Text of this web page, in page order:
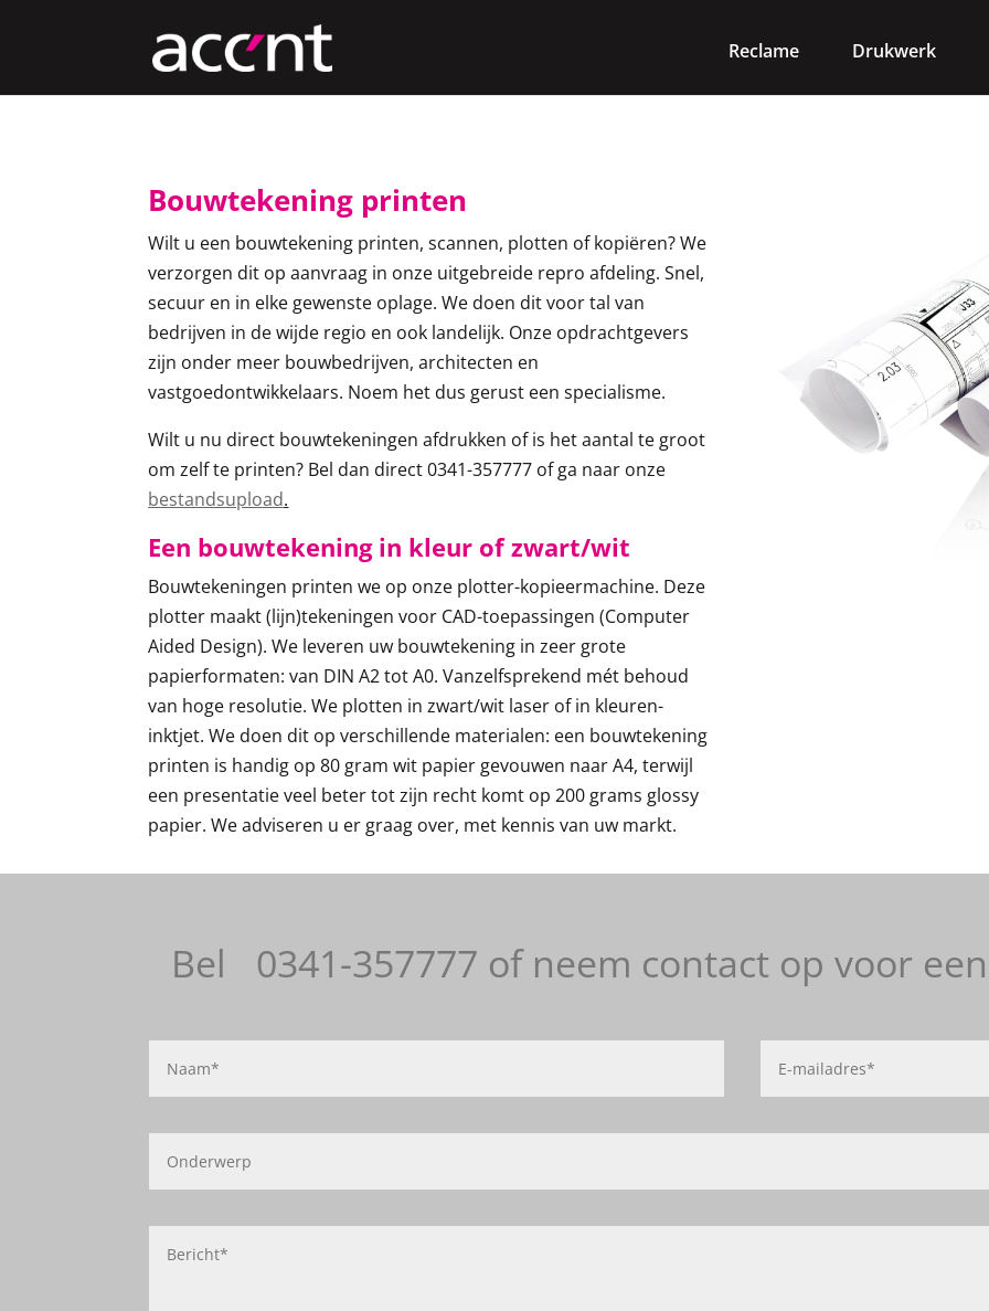
Reclame Drukwerk
Bouwtekening printen
Wilt u een bouwtekening printen, scannen, plotten of kopiëren? We
verzorgen dit op aanvraag in onze uitgebreide repro afdeling. Snel,
secuur en in elke gewenste oplage. We doen dit voor tal van
bedrijven in de wijde regio en ook landelijk. Onze opdrachtgevers
zijn onder meer bouwbedrijven, architecten en
vastgoedontwikkelaars. Noem het dus gerust een specialisme.
Wilt u nu direct bouwtekeningen afdrukken of is het aantal te groot
om zelf te printen? Bel dan direct 0341-357777 of ga naar onze
bestandsupload.
Een bouwtekening in kleur of zwart/wit
Bouwtekeningen printen we op onze plotter-kopieermachine. Deze
plotter maakt (lijn)tekeningen voor CAD-toepassingen (Computer
Aided Design). We leveren uw bouwtekening in zeer grote
papierformaten: van DIN A2 tot A0. Vanzelfsprekend mét behoud
van hoge resolutie. We plotten in zwart/wit laser of in kleuren-
inktjet. We doen dit op verschillende materialen: een bouwtekening
printen is handig op 80 gram wit papier gevouwen naar A4, terwijl
een presentatie veel beter tot zijn recht komt op 200 grams glossy
papier. We adviseren u er graag over, met kennis van uw markt.
Bel 0341-357777 of neem contact op voor